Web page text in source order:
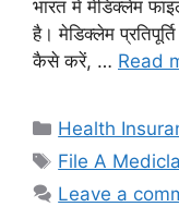
भारत में मेडिक्लेम
है। मेडिक्लेम
कैसे करें, … Read
Categories
Health
Tags
File A
Leave a